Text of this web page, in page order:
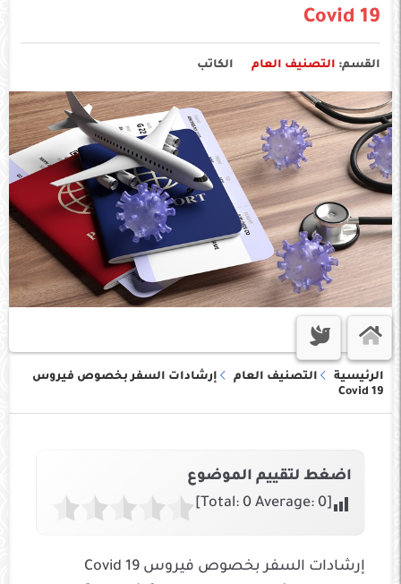
Covid 19
القسم: التصنيف العام الكاتب
الرئيسية التصنيف العام
إرشادات السفر بخصوص فيروس
Covid 19
اضغط لتقييم الموضوع
[Total:
0Average: 0
إرشادات السفر بخصوص فيروس Covid 19